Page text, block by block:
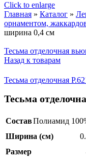
Click to enlarge
Главная » Каталог »
орнаментом,
ширина 0,4 см
Тесьма отделочная
Назад к товарам
Тесьма отделочная
Тесьма
СоставПолиамид
Ширина (см)
Размер